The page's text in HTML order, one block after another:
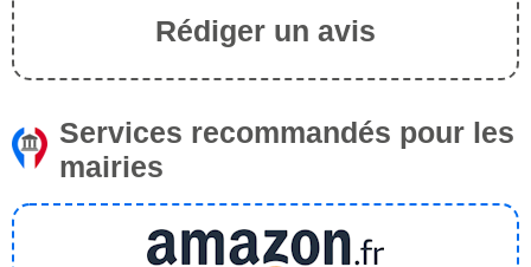
Rédiger un avis
Services recommandés pour les
mairies